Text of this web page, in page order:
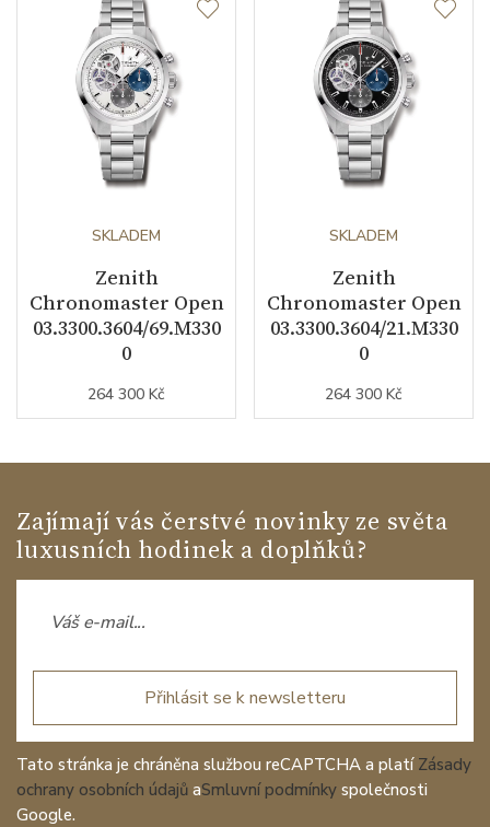
SKLADEM
Zenith
Chronomaster Open
03.3300.3604/69.M330
0
264 300 Kč
SKLADEM
Zenith
Chronomaster Open
03.3300.3604/21.M330
0
264 300 Kč
Zajímají vás čerstvé novinky ze světa
luxusních hodinek a doplňků?
Přihlásit se k newsletteru
Tato stránka je chráněna službou reCAPTCHA a platí Zásady
ochrany osobních údajů aSmluvní podmínky společnosti
Google.